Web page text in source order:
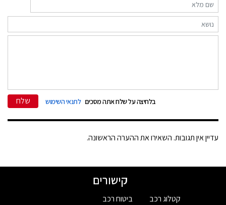
בלחיצה על שלח אתה מסכים לתנאי השימוש שלח
עדיין אין תגובות. השאירו את ההערה הראשונה.
קישורים
קטלוג רכב
ביטוח רכב